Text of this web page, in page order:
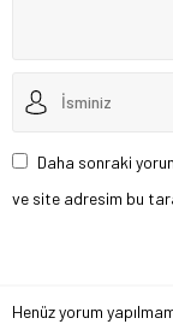
Daha sonraki
ve site adresim bu
Henüz yorum